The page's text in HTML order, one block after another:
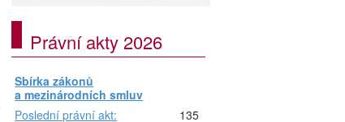
Právní akty 2026
Sbírka zákonů
a mezinárodních smluv
Poslední právní akt:
135